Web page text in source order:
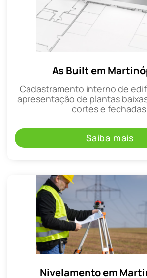
As Built em
Cadastramento interno de
apresentação de plantas
cortes e fechadas.
Saiba mais
Nivelamento em